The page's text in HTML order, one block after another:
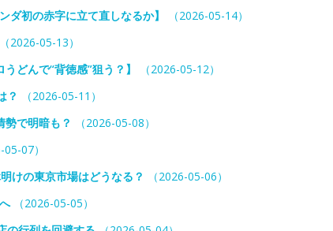
初の赤字に立て直しなるか】
（2026-05-14）
（2026-05-13）
どんで“背徳感”狙う？】
（2026-05-12）
？
（2026-05-11）
で明暗も？
（2026-05-08）
05-07）
けの東京市場はどうなる？
（2026-05-06）
（2026-05-05）